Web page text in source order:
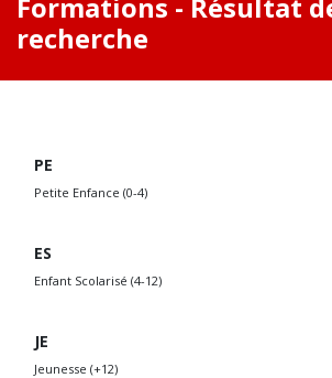
recherche
PE
Petite Enfance (0-4)
ES
Enfant Scolarisé (4-12)
JE
Jeunesse (+12)